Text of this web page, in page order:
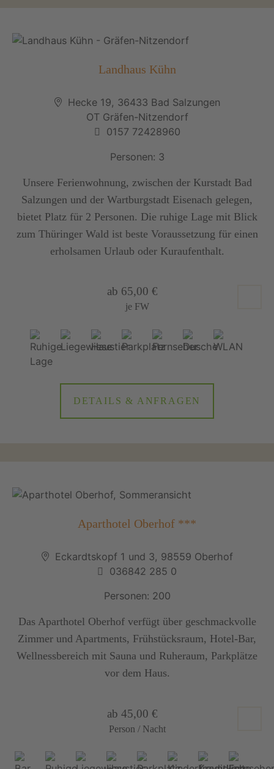
Landhaus Kühn
Hecke 19, 36433 Bad Salzungen
OT Gräfen-Nitzendorf
0157 72428960
Personen: 3
Unsere Ferienwohnung, zwischen der Kurstadt Bad
Salzungen und der Wartburgstadt Eisenach gelegen,
bietet Platz für 2 Personen. Die ruhige Lage mit Blick
zum Thüringer Wald ist beste Voraussetzung für einen
erholsamen Urlaub oder Kuraufenthalt.
ab 65,00 €
je FW
DETAILS & ANFRAGEN
Aparthotel Oberhof ***
Eckardtskopf 1 und 3, 98559 Oberhof
036842 285 0
Personen: 200
Das Aparthotel Oberhof verfügt über geschmackvolle
Zimmer und Apartments, Frühstücksraum, Hotel-Bar,
Wellnessbereich mit Sauna und Ruheraum, Parkplätze
vor dem Haus.
ab 45,00 €
Person / Nacht